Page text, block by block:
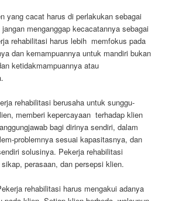
yang cacat harus di perlakukan sebagai
menganggap kecacatannya sebagai
rehabilitasi harus lebih memfokus pada
dan kemampuannya untuk mandiri bukan
ketidakmampuannya atau
rehabilitasi berusaha untuk sunggu-
memberi kepercayaan terhadap klien
bagi dirinya sendiri, dalam
problemnya sesuai kapasitasnya, dan
solusinya. Pekerja rehabilitasi
perasaan, dan persepsi klien.
rehabilitasi harus mengakui adanya